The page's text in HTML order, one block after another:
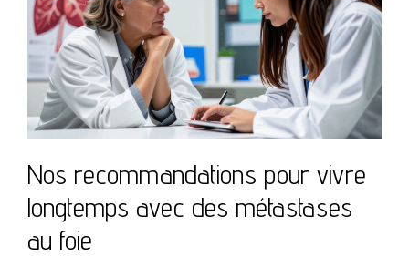
Nos recommandations pour vivre
longtemps avec des métastases
au foie